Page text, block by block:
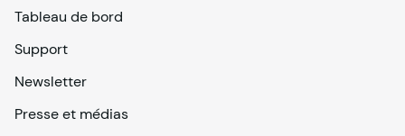
Tableau de bord
Support
Newsletter
Presse et médias